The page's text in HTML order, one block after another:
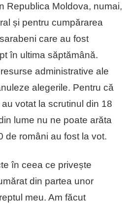
Republica Moldova, numai,
și pentru cumpărarea
care au fost
în ultima săptămână.
administrative ale
alegerile. Pentru că
votat la scrutinul din 18
lume nu ne poate arăta
de români au fost la vot.
în ceea ce privește
din partea unor
meu. Am făcut